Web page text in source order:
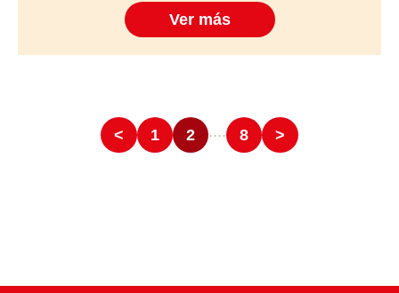
Ver más
< 1 2 .... 8 >